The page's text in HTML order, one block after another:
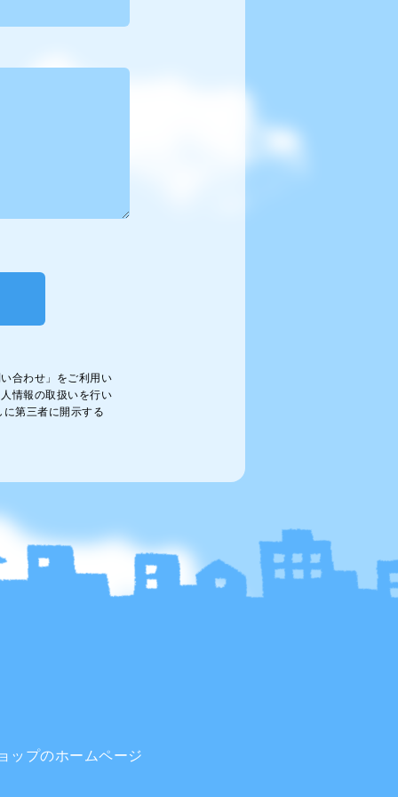
合わせ」をご利用い
情報の取扱いを行い
第三者に開示する
ップのホームページ